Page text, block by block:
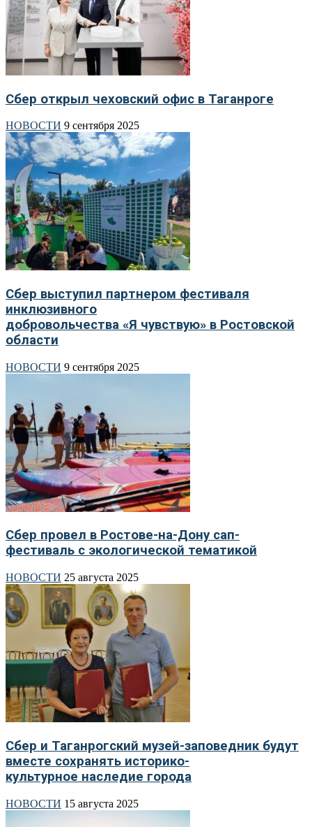
Сбер открыл чеховский офис в Таганроге
НОВОСТИ 9 сентября 2025
Сбер выступил партнером фестиваля
инклюзивного
добровольчества «Я чувствую» в Ростовской
области
НОВОСТИ 9 сентября 2025
Сбер провел в Ростове-на-Дону сап-
фестиваль с экологической тематикой
НОВОСТИ 25 августа 2025
Сбер и Таганрогский музей-заповедник будут
вместе сохранять историко-
культурное наследие города
НОВОСТИ 15 августа 2025